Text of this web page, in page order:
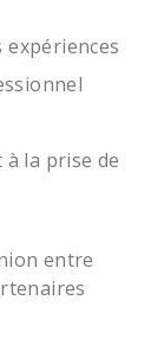
à la prise de
entre